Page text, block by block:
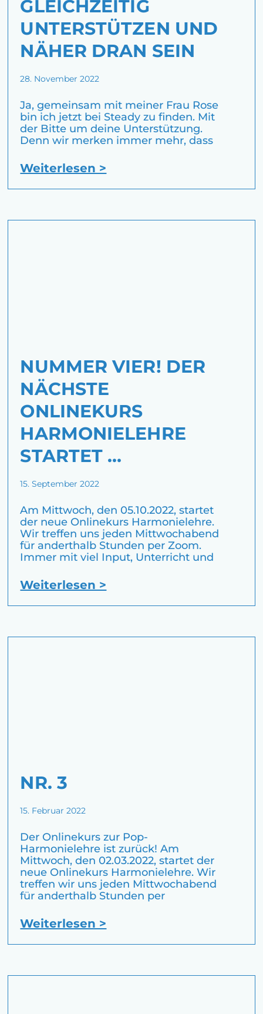
GLEICHZEITIG
UNTERSTÜTZEN UND
NÄHER DRAN SEIN
28. November 2022
Ja, gemeinsam mit meiner Frau Rose
bin ich jetzt bei Steady zu finden. Mit
der Bitte um deine Unterstützung.
Denn wir merken immer mehr, dass
Weiterlesen >
NUMMER VIER! DER
NÄCHSTE
ONLINEKURS
HARMONIELEHRE
STARTET …
15. September 2022
Am Mittwoch, den 05.10.2022, startet
der neue Onlinekurs Harmonielehre.
Wir treffen uns jeden Mittwochabend
für anderthalb Stunden per Zoom.
Immer mit viel Input, Unterricht und
Weiterlesen >
NR. 3
15. Februar 2022
Der Onlinekurs zur Pop-
Harmonielehre ist zurück! Am
Mittwoch, den 02.03.2022, startet der
neue Onlinekurs Harmonielehre. Wir
treffen wir uns jeden Mittwochabend
für anderthalb Stunden per
Weiterlesen >